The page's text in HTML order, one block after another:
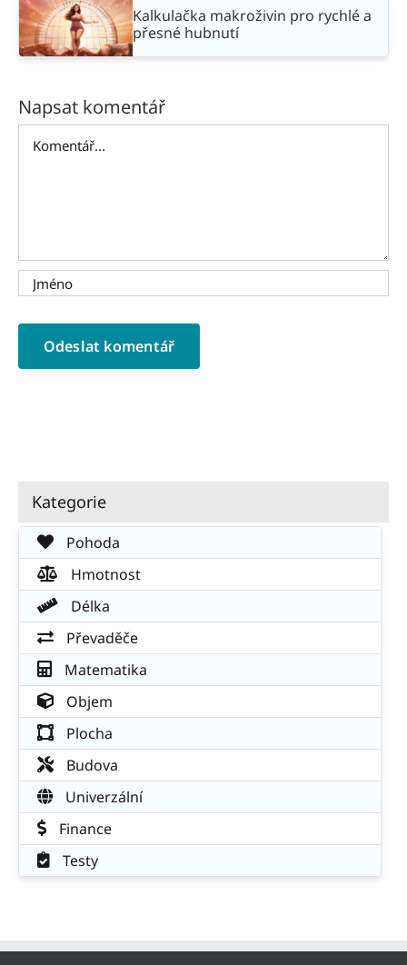
Kalkulačka makroživin pro rychlé a
přesné hubnutí
Napsat komentář
Kategorie
Pohoda
Hmotnost
Délka
Převaděče
Matematika
Objem
Plocha
Budova
Univerzální
Finance
Testy